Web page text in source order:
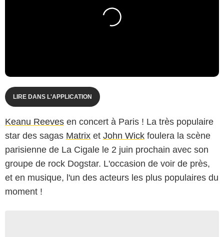
LIRE DANS L'APPLICATION
Keanu Reeves en concert à Paris ! La très populaire
star des sagas Matrix et John Wick foulera la scène
parisienne de La Cigale le 2 juin prochain avec son
groupe de rock Dogstar. L'occasion de voir de près,
et en musique, l'un des acteurs les plus populaires du
moment !